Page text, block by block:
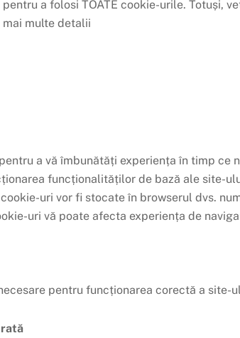
a folosi TOATE cookie-urile. Totuși,
mai multe detalii
a vă îmbunătăți experiența în timp
funcționalităților de bază ale site-
uri vor fi stocate în browserul dvs.
uri vă poate afecta experiența de
pentru funcționarea corectă a